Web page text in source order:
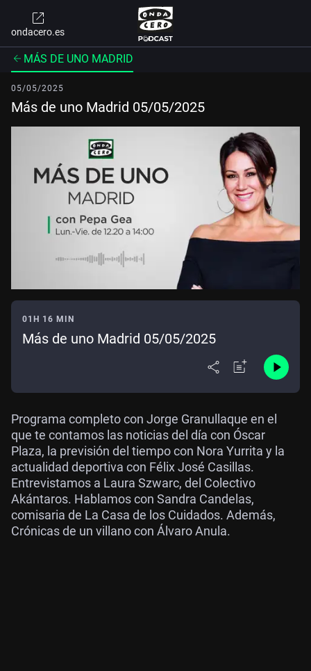
ondacero.es
MÁS DE UNO MADRID
05/05/2025
Más de uno Madrid 05/05/2025
01H 16 MIN
Más de uno Madrid 05/05/2025
Programa completo con Jorge Granullaque en el
que te contamos las noticias del día con Óscar
Plaza, la previsión del tiempo con Nora Yurrita y la
actualidad deportiva con Félix José Casillas.
Entrevistamos a Laura Szwarc, del Colectivo
Akántaros. Hablamos con Sandra Candelas,
comisaria de La Casa de los Cuidados. Además,
Crónicas de un villano con Álvaro Anula.